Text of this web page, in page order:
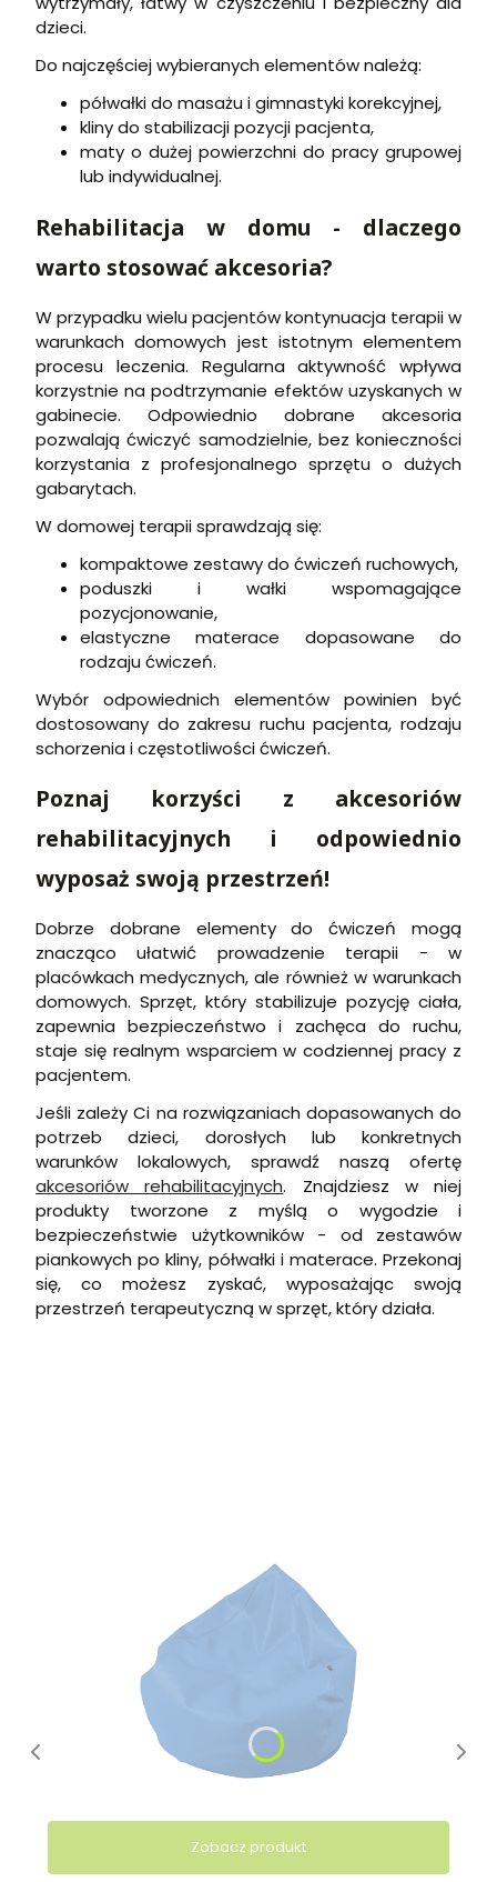
dzieci.
Do najczęściej wybieranych elementów należą:
półwałki do masażu i gimnastyki korekcyjnej,
kliny do stabilizacji pozycji pacjenta,
maty o dużej powierzchni do pracy grupowej
lub indywidualnej.
Rehabilitacja w domu - dlaczego
warto stosować akcesoria?
W przypadku wielu pacjentów kontynuacja terapii w
warunkach domowych jest istotnym elementem
procesu leczenia. Regularna aktywność wpływa
korzystnie na podtrzymanie efektów uzyskanych w
gabinecie. Odpowiednio dobrane akcesoria
pozwalają ćwiczyć samodzielnie, bez konieczności
korzystania z profesjonalnego sprzętu o dużych
gabarytach.
W domowej terapii sprawdzają się:
kompaktowe zestawy do ćwiczeń ruchowych,
poduszki i wałki wspomagające
pozycjonowanie,
elastyczne materace dopasowane do
rodzaju ćwiczeń.
Wybór odpowiednich elementów powinien być
dostosowany do zakresu ruchu pacjenta, rodzaju
schorzenia i częstotliwości ćwiczeń.
Poznaj korzyści z akcesoriów
rehabilitacyjnych i odpowiednio
wyposaż swoją przestrzeń!
Dobrze dobrane elementy do ćwiczeń mogą
znacząco ułatwić prowadzenie terapii - w
placówkach medycznych, ale również w warunkach
domowych. Sprzęt, który stabilizuje pozycję ciała,
zapewnia bezpieczeństwo i zachęca do ruchu,
staje się realnym wsparciem w codziennej pracy z
pacjentem.
Jeśli zależy Ci na rozwiązaniach dopasowanych do
potrzeb dzieci, dorosłych lub konkretnych
warunków lokalowych, sprawdź naszą ofertę
akcesoriów rehabilitacyjnych. Znajdziesz w niej
produkty tworzone z myślą o wygodzie i
bezpieczeństwie użytkowników - od zestawów
piankowych po kliny, półwałki i materace. Przekonaj
się, co możesz zyskać, wyposażając swoją
przestrzeń terapeutyczną w sprzęt, który działa.
Zobacz produkt